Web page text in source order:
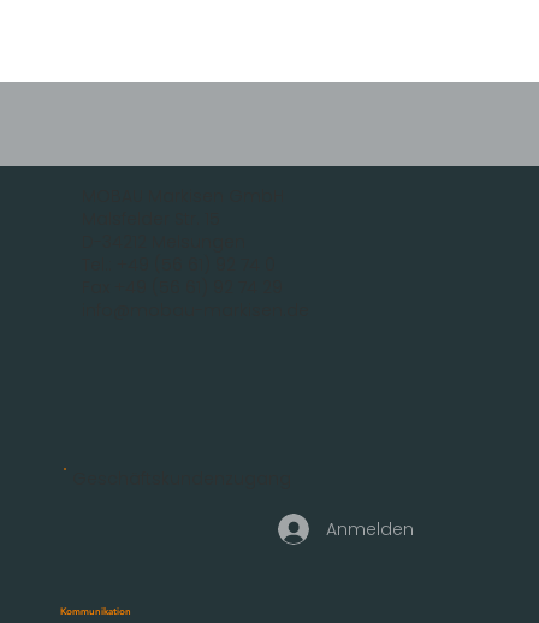
Kommunikation
Anmelden